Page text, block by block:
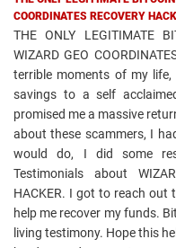
COORDINATES RECOVERY
THE ONLY LEGITIMATE
WIZARD GEO
terrible moments of my
savings to a self
promised me a massive
about these scammers, I
would do, I did some
Testimonials about
HACKER. I got to reach
help me recover my funds.
living testimony. Hope this